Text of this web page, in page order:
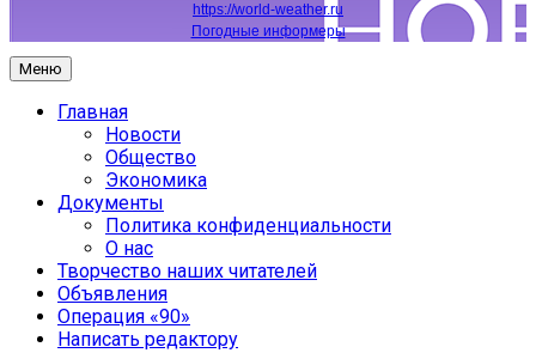
https://world-weather.ru
Погодные информеры
Меню
Главная
Новости
Общество
Экономика
Документы
Политика конфиденциальности
О нас
Творчество наших читателей
Объявления
Операция «90»
Написать редактору